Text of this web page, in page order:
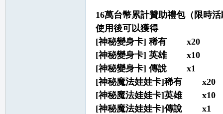
16萬台幣累計贊助禮包（限時
使用後可以獲得
[神秘變身卡] 稀有 x20
[神秘變身卡] 英雄 x10
[神秘變身卡] 傳說 x1
[神秘魔法娃娃卡]稀有 x20
[神秘魔法娃娃卡]英雄 x10
[神秘魔法娃娃卡]傳說 x1